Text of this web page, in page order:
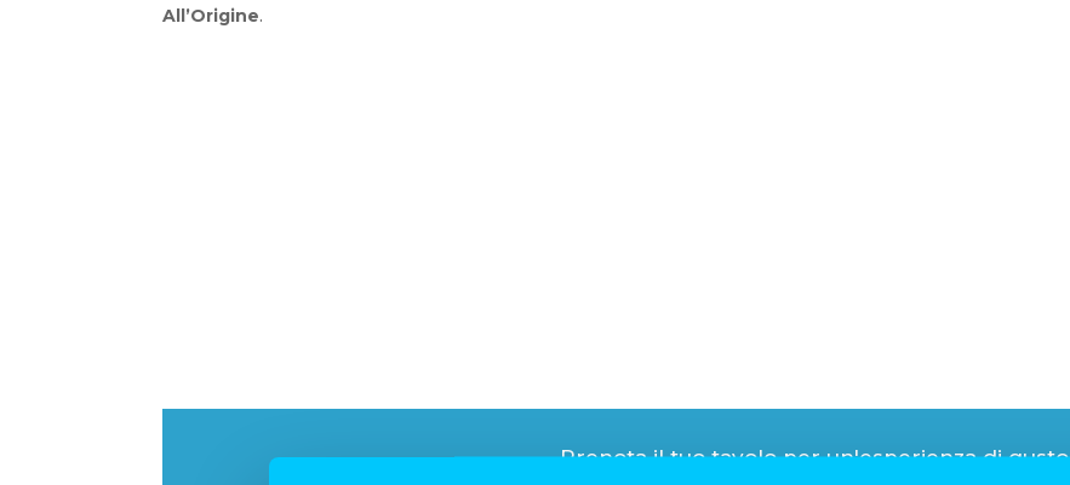
All’Origine.
Prenota il tuo tavolo per un'esperienza di gusto